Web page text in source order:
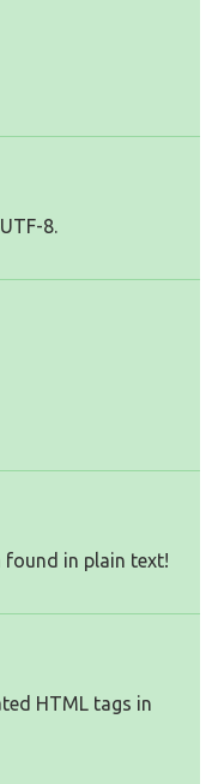
8.
found in plain text!
HTML tags in